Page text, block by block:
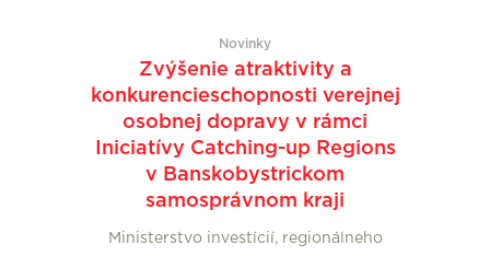
Novinky
Zvýšenie atraktivity a
konkurencieschopnosti verejnej
osobnej dopravy v rámci
Iniciatívy Catching-up Regions
v Banskobystrickom
samosprávnom kraji
Ministerstvo investícií, regionálneho